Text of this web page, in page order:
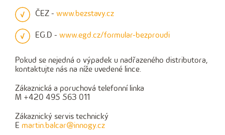
ČEZ - www.bezstavy.cz
EG.D - www.egd.cz/formular-bezproudi
Pokud se nejedná o výpadek u nadřazeného distributora,
kontaktujte nás na níže uvedené lince.
Zákaznická a poruchová telefonní linka
M +420 495 563 011
Zákaznický servis technický
E martin.balcar@innogy.cz